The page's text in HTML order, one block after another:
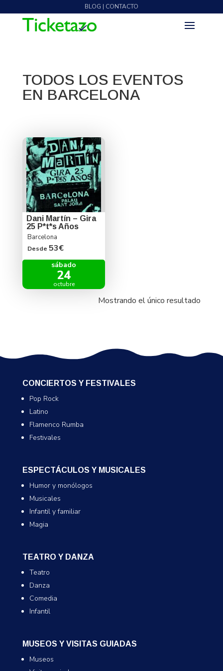
BLOG | CONTACTO
TODOS LOS EVENTOS
EN BARCELONA
Dani Martín – Gira
25 P*t*s Años
Barcelona
Desde 53€
sábado
24
octubre
Mostrando el único resultado
CONCIERTOS Y FESTIVALES
Pop Rock
Latino
Flamenco Rumba
Festivales
ESPECTÁCULOS Y MUSICALES
Humor y monólogos
Musicales
Infantil y familiar
Magia
TEATRO Y DANZA
Teatro
Danza
Comedia
Infantil
MUSEOS Y VISITAS GUIADAS
Museos